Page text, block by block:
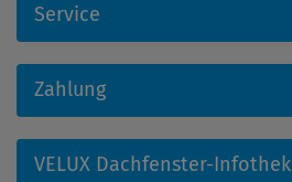
Service
Zahlung
VELUX Dachfenster-Infothek